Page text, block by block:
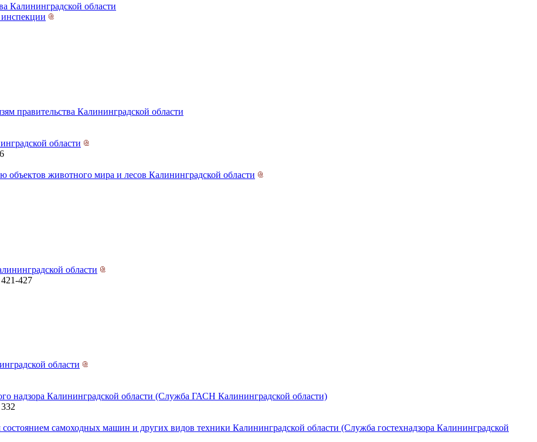
Калининградской области
правительства Калининградской области
области
объектов животного мира и лесов Калининградской области
области
427
области
надзора Калининградской области (Служба ГАСН Калининградской области)
состоянием самоходных машин и других видов техники Калининградской области (Служба гостехнадзора Калининградской